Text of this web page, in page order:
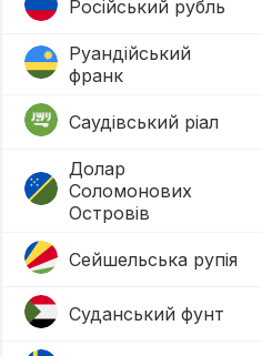
Російський рубль
Руандійський
франк
Саудівський ріал
Долар
Соломонових
Островів
Сейшельська рупія
Суданський фунт